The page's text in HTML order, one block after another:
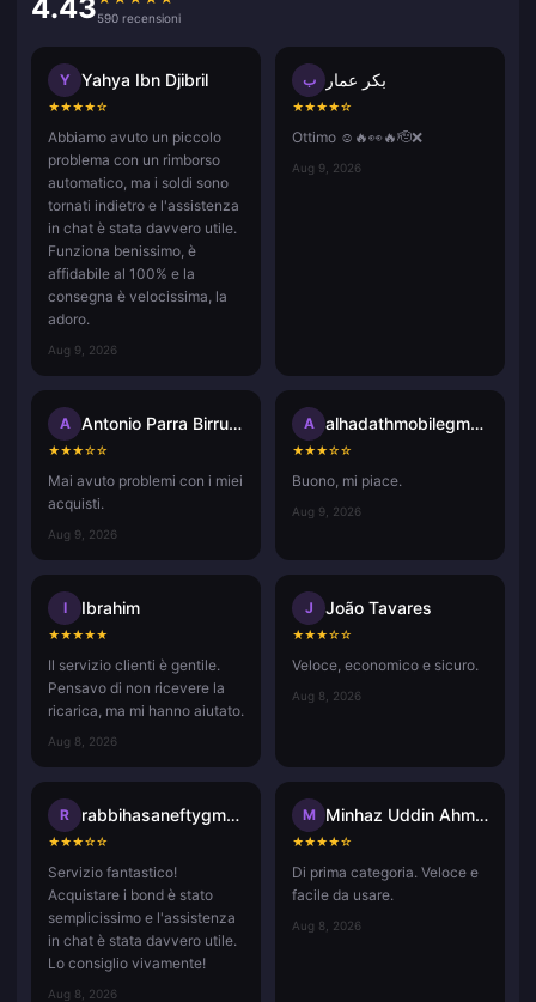
4.43590 recensioni
Y Yahya Ibn Djibril
★★★★☆
Abbiamo avuto un piccolo
problema con un rimborso
automatico, ma i soldi sono
tornati indietro e l'assistenza
in chat è stata davvero utile.
Funziona benissimo, è
affidabile al 100% e la
consegna è velocissima, la
adoro.
Aug 9, 2026
ب بكر عمار
★★★★☆
Ottimo ☺️🔥👀🔥🫡❌
Aug 9, 2026
A Antonio Parra Birrueta
★★★☆☆
Mai avuto problemi con i miei
acquisti.
Aug 9, 2026
A alhadathmobilegmail.com
★★★☆☆
Buono, mi piace.
Aug 9, 2026
I Ibrahim
★★★★★
Il servizio clienti è gentile.
Pensavo di non ricevere la
ricarica, ma mi hanno aiutato.
Aug 8, 2026
J João Tavares
★★★☆☆
Veloce, economico e sicuro.
Aug 8, 2026
R rabbihasaneftygmail.com
★★★☆☆
Servizio fantastico!
Acquistare i bond è stato
semplicissimo e l'assistenza
in chat è stata davvero utile.
Lo consiglio vivamente!
Aug 8, 2026
M Minhaz Uddin Ahmed
★★★★☆
Di prima categoria. Veloce e
facile da usare.
Aug 8, 2026